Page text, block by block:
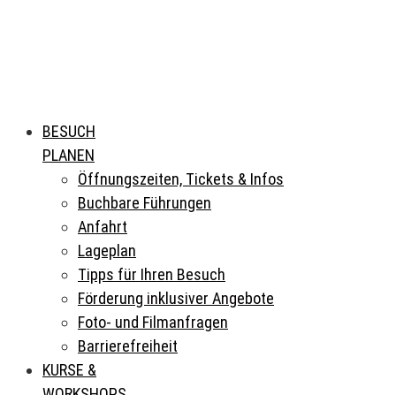
BESUCH
PLANEN
Öffnungszeiten, Tickets & Infos
Buchbare Führungen
Anfahrt
Lageplan
Tipps für Ihren Besuch
Förderung inklusiver Angebote
Foto- und Filmanfragen
Barrierefreiheit
KURSE &